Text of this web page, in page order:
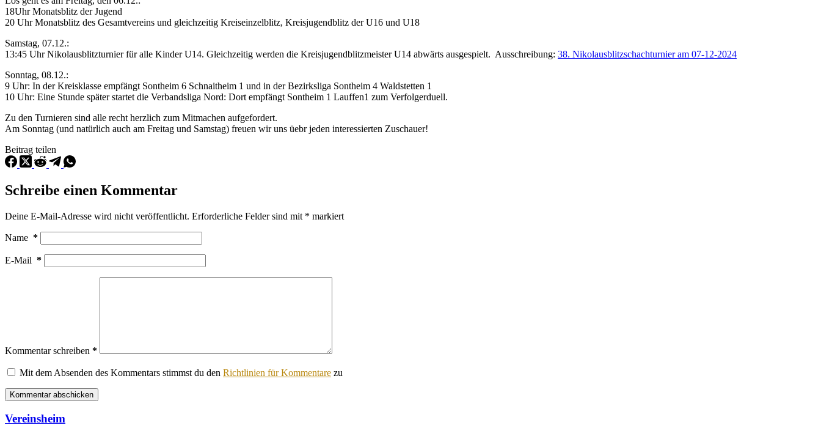
18Uhr Monatsblitz der Jugend
20 Uhr Monatsblitz des Gesamtvereins und gleichzeitig Kreiseinzelblitz, Kreisjugendblitz der U16 und U18
Samstag, 07.12.:
13:45 Uhr Nikolausblitzturnier für alle Kinder U14. Gleichzeitig werden die Kreisjugendblitzmeister U14 abwärts ausgespielt. Ausschreibung: 38. Nikolausblitzschachturnier am 07-12-2024
Sonntag, 08.12.:
9 Uhr: In der Kreisklasse empfängt Sontheim 6 Schnaitheim 1 und in der Bezirksliga Sontheim 4 Waldstetten 1
10 Uhr: Eine Stunde später startet die Verbandsliga Nord: Dort empfängt Sontheim 1 Lauffen1 zum Verfolgerduell.
Zu den Turnieren sind alle recht herzlich zum Mitmachen aufgefordert.
Am Sonntag (und natürlich auch am Freitag und Samstag) freuen wir uns üebr jeden interessierten Zuschauer!
Beitrag teilen
Schreibe einen Kommentar
Deine E-Mail-Adresse wird nicht veröffentlicht. Erforderliche Felder sind mit * markiert
Name *
E-Mail *
Kommentar schreiben *
Mit dem Absenden des Kommentars stimmst du den Richtlinien für Kommentare zu
Kommentar abschicken
Vereinsheim